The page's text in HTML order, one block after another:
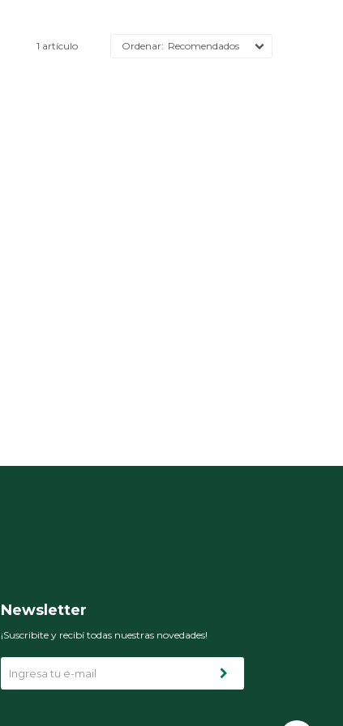
1 artículo Recomendados
Newsletter
¡Suscribite y recibí todas nuestras novedades!